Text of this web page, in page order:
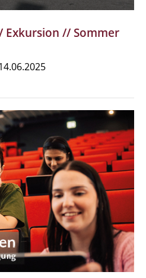
Exkursion // Sommer